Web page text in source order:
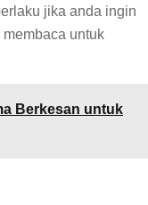
jika anda ingin
untuk
Berkesan untuk